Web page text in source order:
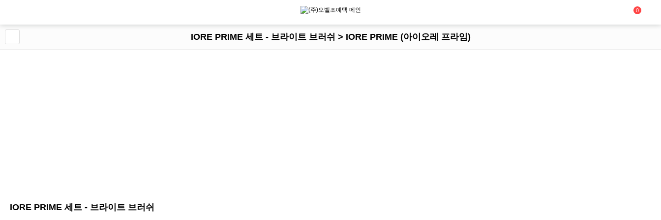
0
IORE PRIME 세트 - 브라이트 브러쉬 > IORE PRIME (아이오레 프라임)
IORE PRIME 세트 - 브라이트 브러쉬